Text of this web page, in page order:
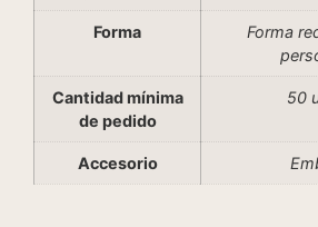
Forma
Forma
Cantidad mínima
de pedido
50
Accesorio